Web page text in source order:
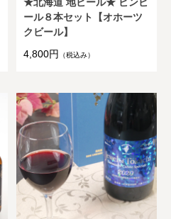
ール８本セット【オホーツ
クビール】
4,800円
（税込み）